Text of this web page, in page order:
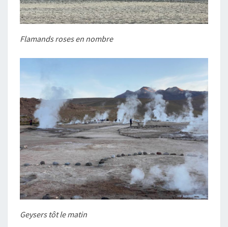
Flamands roses en nombre
Geysers tôt le matin